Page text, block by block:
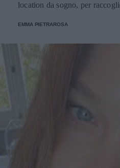
location da sogno, per
EMMA PIETRAROSA